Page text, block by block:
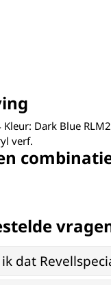
Kleur: Dark Blue
verf.
dat